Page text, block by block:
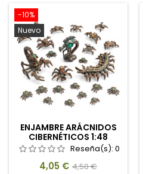
-10%
Nuevo
ENJAMBRE ARÁCNIDOS
CIBERNÉTICOS 1:48
Reseña(s): 0
Precio
4,05 € Precio
4,50 €